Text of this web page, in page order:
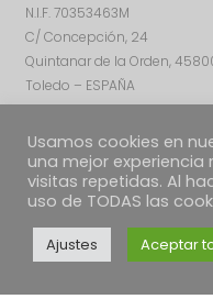
N.I.F. 70353463M
C/ Concepción, 24
Quintanar de la Orden,
Toledo – ESPAÑA
Usamos cookies en
una mejor
visitas repetidas. Al
uso de TODAS las
Ajustes Aceptar